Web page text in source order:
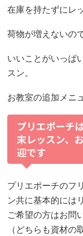
在庫を持たずにレ
荷物が増えないの
いいことがいっぱ
スン。
お教室の追加メニ
プリエポーチ
末レッスン、
迎です
プリエポーチのフ
ン共に基本的には
ご希望の方はお問
（どちらも資材の